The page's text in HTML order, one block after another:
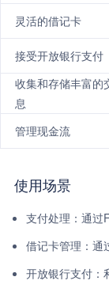
灵活的借记卡
接受开放银行支付
收集和存储丰富的
息
管理现金流
使用场景
支付处理：通过
借记卡管理：通
开放银行支付：